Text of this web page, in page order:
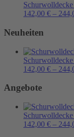
142,00 € –
Neuheiten
142,00 € –
Angebote
142,00 € –